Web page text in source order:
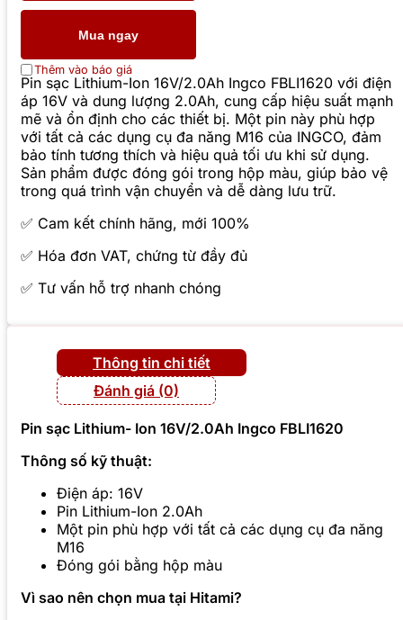
Mua ngay
Thêm vào báo giá
Pin sạc Lithium-Ion 16V/2.0Ah Ingco FBLI1620 với điện
áp 16V và dung lượng 2.0Ah, cung cấp hiệu suất mạnh
mẽ và ổn định cho các thiết bị. Một pin này phù hợp
với tất cả các dụng cụ đa năng M16 của INGCO, đảm
bảo tính tương thích và hiệu quả tối ưu khi sử dụng.
Sản phẩm được đóng gói trong hộp màu, giúp bảo vệ
trong quá trình vận chuyển và dễ dàng lưu trữ.
✅ Cam kết chính hãng, mới 100%
✅ Hóa đơn VAT, chứng từ đầy đủ
✅ Tư vấn hỗ trợ nhanh chóng
Thông tin chi tiết
Đánh giá (0)
Pin sạc Lithium- Ion 16V/2.0Ah Ingco FBLI1620
Thông số kỹ thuật:
Điện áp: 16V
Pin Lithium-Ion 2.0Ah
Một pin phù hợp với tất cả các dụng cụ đa năng
M16
Đóng gói bằng hộp màu
Vì sao nên chọn mua tại Hitami?